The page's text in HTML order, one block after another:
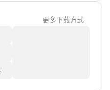
更多下载方式